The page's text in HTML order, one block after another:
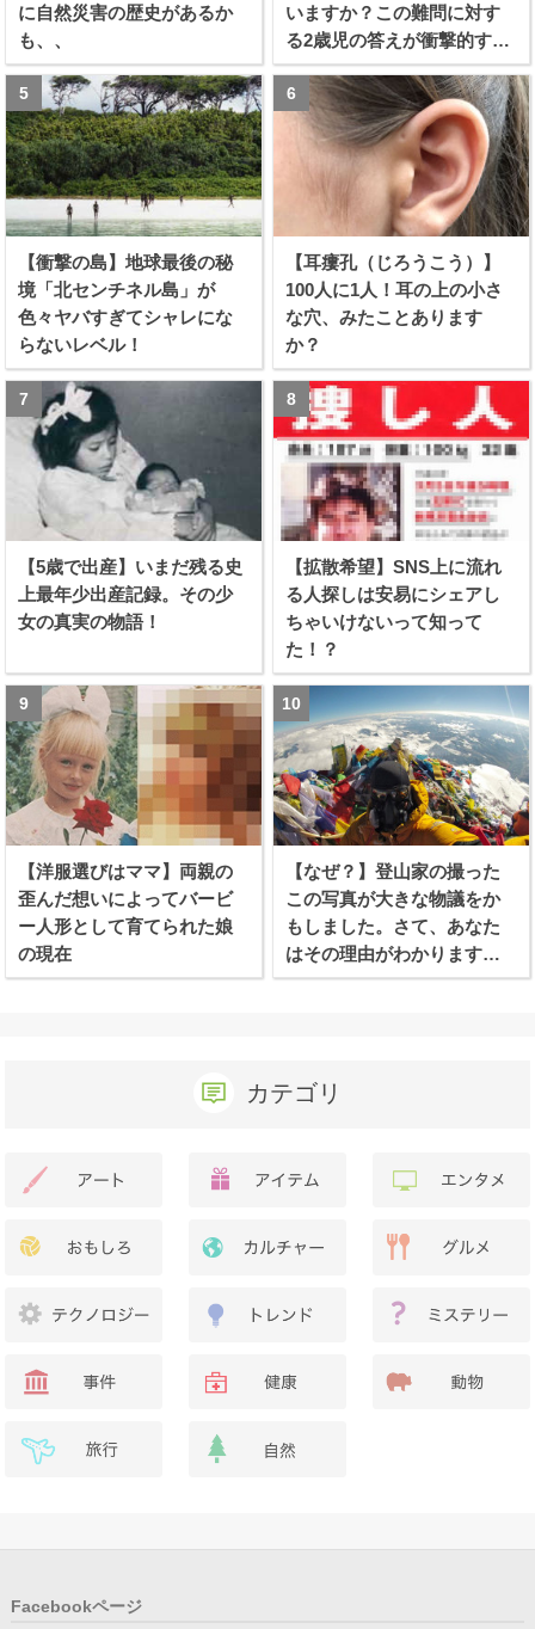
に自然災害の歴史があるか
も、、
いますか？この難問に対す
る2歳児の答えが衝撃的すぎ
る！！
【衝撃の島】地球最後の秘
境「北センチネル島」が
色々ヤバすぎてシャレにな
らないレベル！
【耳瘻孔（じろうこう）】
100人に1人！耳の上の小さ
な穴、みたことあります
か？
【5歳で出産】いまだ残る史
上最年少出産記録。その少
女の真実の物語！
【拡散希望】SNS上に流れ
る人探しは安易にシェアし
ちゃいけないって知って
た！？
【洋服選びはママ】両親の
歪んだ想いによってバービ
ー人形として育てられた娘
の現在
【なぜ？】登山家の撮った
この写真が大きな物議をか
もしました。さて、あなた
はその理由がわかります
か？
カテゴリ
Facebookページ